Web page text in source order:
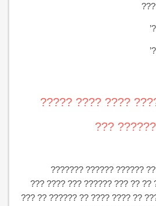
???? ??? ?? ?????
?? ?? ???
????? ???? ???? ??????
?????? ??????? ?? ?? ???
??? ????? ??? ??? ?? ???? ????